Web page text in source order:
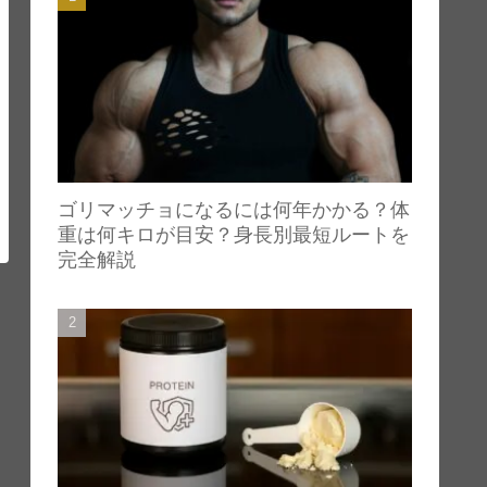
ゴリマッチョになるには何年かかる？体
重は何キロが目安？身長別最短ルートを
完全解説